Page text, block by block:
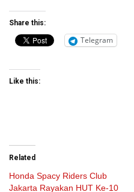
Share this:
Telegram
Like this:
Related
Honda Spacy Riders Club
Jakarta Rayakan HUT Ke-10